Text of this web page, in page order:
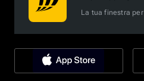
La tua finestra